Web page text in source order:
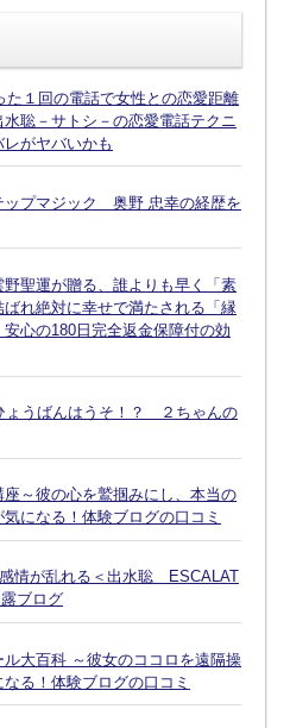
た１回の電話で女性との恋愛距離
聡－サトシ－の恋愛電話テクニ
がヤバいかも
ップマジック 奥野 忠幸の経歴を
聖運が贈る、誰よりも早く「素
れ絶対に幸せで満たされる「縁
心の180日完全返金保障付の効
ょうばんはうそ！？ ２ちゃんの
～彼の心を鷲掴みにし、本当の
になる！体験ブログの口コミ
情が乱れる＜出水聡 ESCALAT
ブログ
ル大百科 ～彼女のココロを遠隔操
る！体験ブログの口コミ